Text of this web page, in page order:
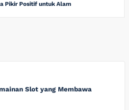
Pikir Positif untuk Alam
Slot yang Membawa